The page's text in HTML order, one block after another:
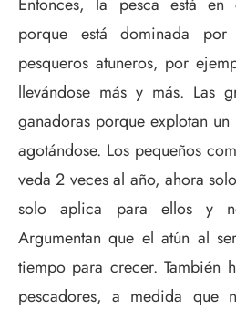
porque está dominada
pesqueros atuneros, por
llevándose más y más. Las
ganadoras porque explotan
agotándose. Los pequeños
veda 2 veces al año, ahora
solo aplica para ellos y
Argumentan que el atún al
tiempo para crecer. También
pescadores, a medida que